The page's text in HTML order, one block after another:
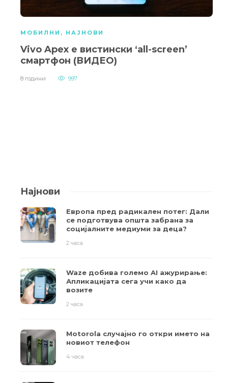
МОБИЛНИ , НАЈНОВИ
Vivo Apex е вистински ‘all-screen’
смартфон (ВИДЕО)
8 години 997
Најнови
Европа пред радикален потег: Дали
се подготвува општа забрана за
социјалните медиуми за деца?
2 часа
Waze добива големо AI ажурирање:
Апликацијата сега учи како да
возите
2 часа
Motorola случајно го откри името на
новиот телефон
4 часа